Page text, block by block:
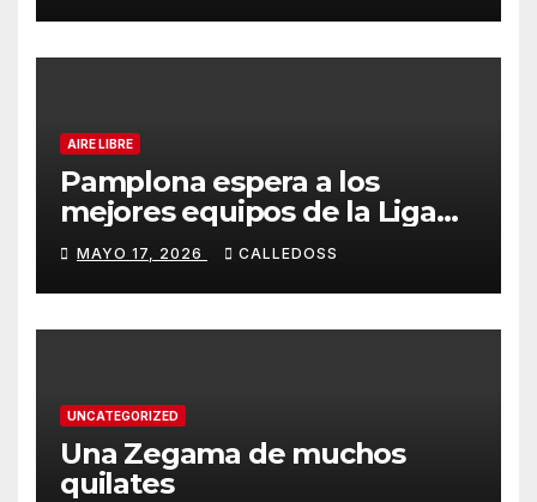
AIRE LIBRE
Pamplona espera a los
mejores equipos de la Liga
Joma e Iberdrola
MAYO 17, 2026 CALLEDOSS
UNCATEGORIZED
Una Zegama de muchos
quilates